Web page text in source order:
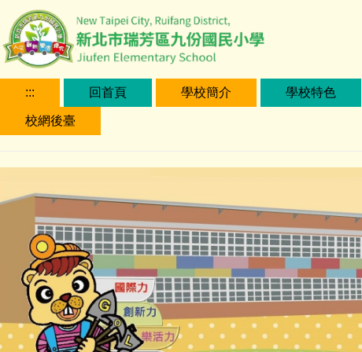
到
主
::: 回首頁 學校簡介 學校特色
校網後臺